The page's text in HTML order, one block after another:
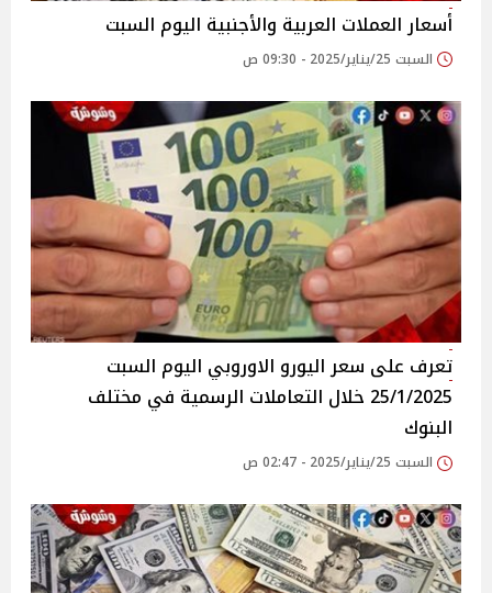
أسعار العملات العربية والأجنبية اليوم السبت
السبت 25/يناير/2025 - 09:30 ص
تعرف على سعر اليورو الاوروبي اليوم السبت
25/1/2025 خلال التعاملات الرسمية في مختلف
البنوك
السبت 25/يناير/2025 - 02:47 ص